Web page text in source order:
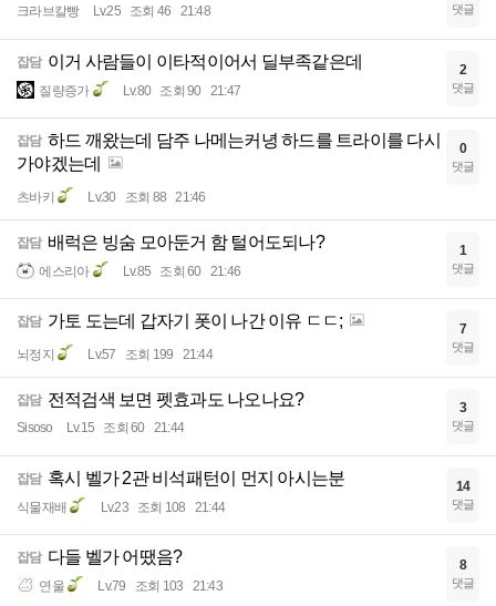
크라브칼빵 Lv.25 조회 46 21:48 댓글
잡담 이거 사람들이 이타적이어서 딜부족같은데
질량증가 Lv.80 조회 90 21:47
2
댓글
잡담 하드 깨왔는데 담주 나메는커녕 하드를 트라이를 다시
가야겠는데
츠바키 Lv.30 조회 88 21:46
0
댓글
잡담 배럭은 빙숨 모아둔거 함 털어도되나?
에스리아 Lv.85 조회 60 21:46
1
댓글
잡담 가토 도는데 갑자기 폿이 나간 이유 ㄷㄷ;
뇌정지 Lv.57 조회 199 21:44
7
댓글
잡담 전적검색 보면 펫효과도 나오나요?
Sisoso Lv.15 조회 60 21:44
3
댓글
잡담 혹시 벨가 2관 비석패턴이 먼지 아시는분
식물재배 Lv.23 조회 108 21:44
14
댓글
잡담 다들 벨가 어땠음?
연울 Lv.79 조회 103 21:43
8
댓글